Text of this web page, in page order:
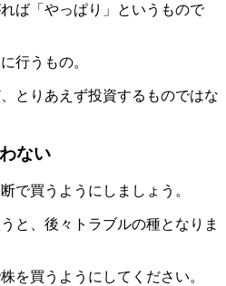
ば「やっぱり」というもので
行うもの。
とりあえず投資するものではな
ない
で買うようにしましょう。
と、後々トラブルの種となりま
を買うようにしてください。